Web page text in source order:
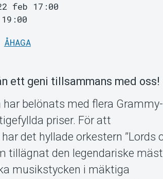
feb 17:00
ÅHAGA
ett geni tillsammans med oss!
belönats med flera
priser. För att
det hyllade orkestern ”Lords
tillägnat den legendariske
musikstycken i mäktiga